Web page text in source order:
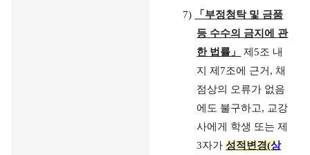
7) 「 부정청탁 및 금품
등 수수의 금지에 관
한 법률 」 제5조 내
지 제 7조에 근거 , 채
점상의 오류가 없음
에도 불구하고, 교강
사에게 학생 또는 제
3자가성적변경(상